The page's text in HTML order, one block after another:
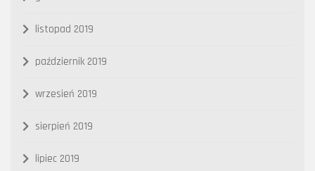
listopad 2019
październik 2019
wrzesień 2019
sierpień 2019
lipiec 2019